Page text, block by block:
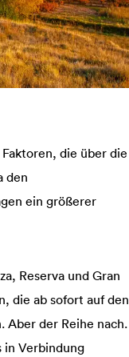
die über die
den
ein größerer
Reserva und Gran
die ab sofort auf den
Aber der Reihe nach.
in Verbindung